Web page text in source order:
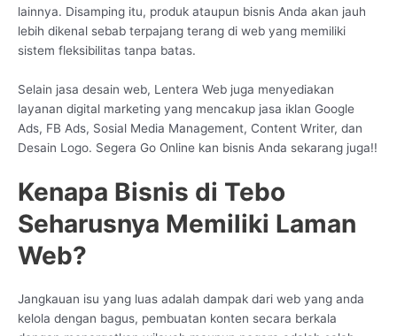
lainnya. Disamping itu, produk ataupun bisnis Anda akan jauh
lebih dikenal sebab terpajang terang di web yang memiliki
sistem fleksibilitas tanpa batas.
Selain jasa desain web, Lentera Web juga menyediakan
layanan digital marketing yang mencakup jasa iklan Google
Ads, FB Ads, Sosial Media Management, Content Writer, dan
Desain Logo. Segera Go Online kan bisnis Anda sekarang juga!!
Kenapa Bisnis di Tebo
Seharusnya Memiliki Laman
Web?
Jangkauan isu yang luas adalah dampak dari web yang anda
kelola dengan bagus, pembuatan konten secara berkala